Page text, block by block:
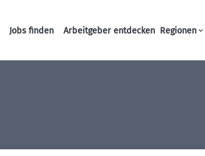
Haupt-Navigation
Jobs finden Arbeitgeber entdecken Regionen